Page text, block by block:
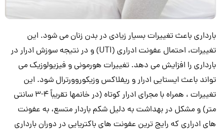
بارداری باعث تغییرات بسیار زیادی در بدن زنان می شود. این
تغییرات، احتمال عفونت ادراری (UTI) و در نتیجه سوزش ادرار در
بارداری را افزایش می دهد. تغییرات هورمونی و فیزیولوزیک می
تواند باعث ایستایی ادرار و ریفلاکس وزیکوروورترال شود. این
تغییرات ، همراه با مجرای ادرار کوتاه (در خانمها تقریباً 4-3 سانتی
متر) و مشکل در بهداشت به دلیل شکم باردار متسع، به عفونت
های ادراری که رایج ترین عفونت های باکتریایی در دوران بارداری